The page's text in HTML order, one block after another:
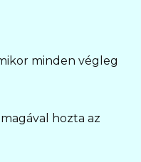
minden végleg
hozta az